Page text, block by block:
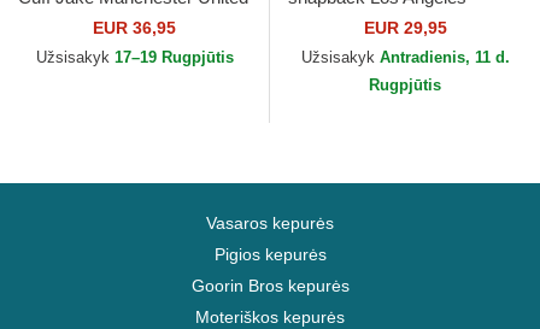
Football Club Premier League
New Era
EUR 36,95
Užsisakyk 17–19 Rugpjūtis
Dodgers MLB 47 Brand
EUR 29,95
Užsisakyk Antradienis, 11 d.
Rugpjūtis
Vasaros kepurės
Pigios kepurės
Goorin Bros kepurės
Moteriškos kepurės